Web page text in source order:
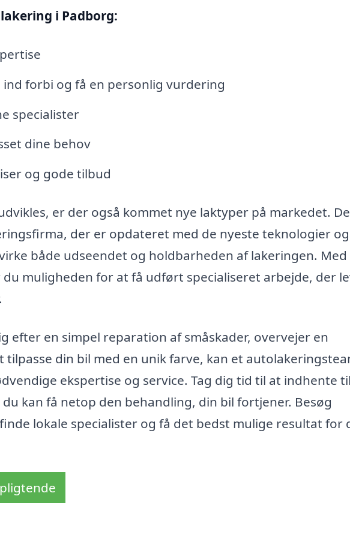
i Padborg:
forbi og få en personlig vurdering
specialister
dine behov
og gode tilbud
er der også kommet nye laktyper på markedet.
der er opdateret med de nyeste teknologier og
både udseendet og holdbarheden af lakeringen. Med
muligheden for at få udført specialiseret arbejde, der
efter en simpel reparation af småskader, overvejer en
din bil med en unik farve, kan et
ekspertise og service. Tag dig tid til at indhente
kan få netop den behandling, din bil fortjener. Besøg
lokale specialister og få det bedst mulige resultat for